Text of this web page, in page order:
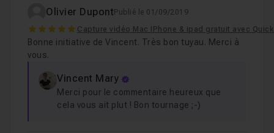
Olivier Dupont Publié le 01/09/2019
5 Capture vidéo Mac IPhone & ipad gratuit avec
Bonne initiative de Vincent. Très bon tuyau. Merci à
vous.
Vincent Mary
Merci pour le commentaire heureux que
cela vous ait plut ! Bon tournage ;-)